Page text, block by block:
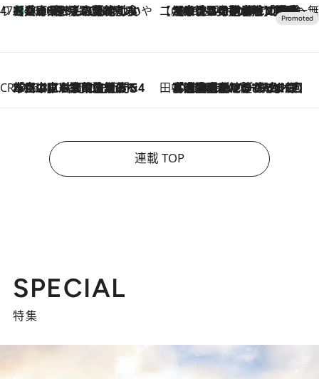
47都道府県の手みやげ ひんやりスイーツで夏を満喫
2026.8.8
【兵庫県】この夏絶対食べたい 冷やしておいしいおやつ3選 淡路島の恵みをジェラートに集約 【CREA×星野リゾート】唯一無二。癒しと発見が待つ場所へ
2026.8.7
【トンボの足水浴】ヒノキの香りに包まれて涼感マックス！約13℃の湧水かけ流しを避暑地「星野温泉 トンボの湯」で体験
CREA'S CHOICE
2026.8.7
「立川にも歌舞伎があるんだよ」 片岡仁左衛門・市川中車ら豪華座組みで4年目の立川立飛歌舞伎へ 田中稲の勝手に再ブーム
2026.8.7
「湘南乃風に憧れて」観客大盛上がりの“タオル回し”に、ラッパー顔負けの高速歌唱まで…さだまさし（74）のアグレッシブすぎる現在地
連載 TOP
SPECIAL
特集